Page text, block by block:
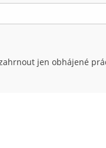
jen obhájené